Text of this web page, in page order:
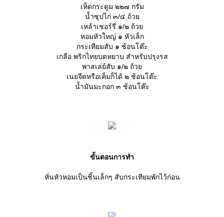
เห็ดกระดูม ๒๒๗ กรัม
น้ำซุปไก่ ๓/๔ ถ้ว
เหล้าเชอร์รี่ ๑/๒ ถ้ว
หอมหัวใหญ่ ๑ หัวเล็ก
กระเทียมสับ ๑ ช้อนโต๊ะ
เกลือ พริกไทยบดหยาบ สำหรับปรุงรส
พาสเล่ย์สับ ๑/๒ ถ้ว
เนยจืดหรือเค็มก็ได้ ๒ ช้อนโต๊ะ
น้ำมันมะกอก ๓ ช้อนโต๊ะ
ขั้นตอนการทำ
หั่นหัวหอมเป็นชิ้นเล็กๆ สับกระเทียมพักไว้ก่อน